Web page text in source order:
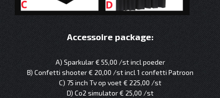
Accessoire package:
A) Sparkular € 55,00 /st incl poeder
B) Confetti shooter € 20,00 /st incl 1 confetti Patroon
C) 75 inch Tv op voet € 225,00 /st
D) Co2 simulator € 25,00 /st